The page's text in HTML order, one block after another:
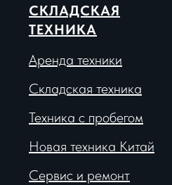
СКЛАДСКАЯ
ТЕХНИКА
Аренда техники
Складская техника
Техника с пробегом
Новая техника Китай
Сервис и ремонт